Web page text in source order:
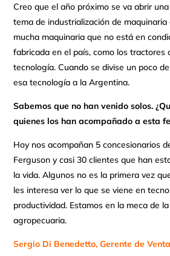
Creo que el año próximo se va abrir
tema de industrialización de
mucha maquinaria que no está en
fabricada en el país, como los tractores
tecnología. Cuando se divise un poco
esa tecnología a la Argentina.
Sabemos que no han venido solos.
quienes los han acompañado a esta
Hoy nos acompañan 5 concesionarios
Ferguson y casi 30 clientes que han
la vida. Algunos no es la primera vez
les interesa ver lo que se viene en
productividad. Estamos en la meca de
agropecuaria.
Sergio Di Benedetto, Gerente de